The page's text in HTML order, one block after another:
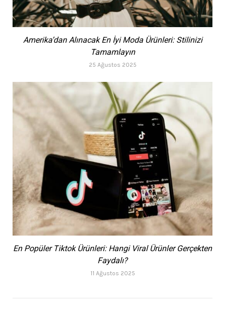
Amerika’dan Alınacak En İyi Moda Ürünleri: Stilinizi
Tamamlayın
25 Ağustos 2025
En Popüler Tiktok Ürünleri: Hangi Viral Ürünler Gerçekten
Faydalı?
11 Ağustos 2025